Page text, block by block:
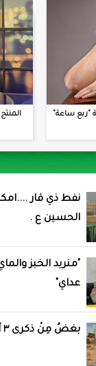
"ربع ساعة"
نفط ذي قار
الحسين ع .
"منريد الخبز
عداي"
بغضُ مِنْ ذكرى ٣ آب (أغسطس) ٢٠٢٦